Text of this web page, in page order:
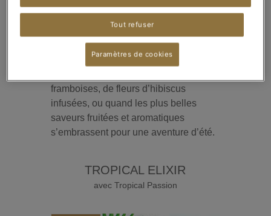
framboises, de fleurs d’hibiscus
infusées, ou quand les plus belles
saveurs fruitées et aromatiques
s’embrassent pour une aventure d’été.
TROPICAL ELIXIR
avec Tropical Passion
Tout refuser
Paramètres de cookies